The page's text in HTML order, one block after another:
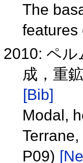
The
features
2010: ペル
成，重
[Bib]
Modal,
P09)